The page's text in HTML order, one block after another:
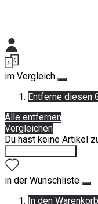
im Vergleich
Entferne diesen
Alle entfernen
Vergleichen
Du hast keine Artikel
in der Wunschliste
In den Warenkorb